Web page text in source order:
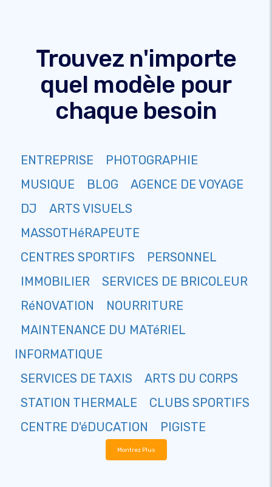
Trouvez n'importe
quel modèle pour
chaque besoin
ENTREPRISE
PHOTOGRAPHIE
MUSIQUE
BLOG
AGENCE DE VOYAGE
DJ
ARTS VISUELS
MASSOTHéRAPEUTE
CENTRES SPORTIFS
PERSONNEL
IMMOBILIER
SERVICES DE BRICOLEUR
RéNOVATION
NOURRITURE
MAINTENANCE DU MATéRIEL
INFORMATIQUE
SERVICES DE TAXIS
ARTS DU CORPS
STATION THERMALE
CLUBS SPORTIFS
CENTRE D'éDUCATION
PIGISTE
Montrez Plus